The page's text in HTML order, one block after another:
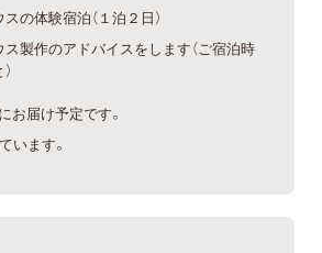
の体験宿泊（１泊２日）
製作のアドバイスをします（ご宿泊時
お届け予定です。
います。